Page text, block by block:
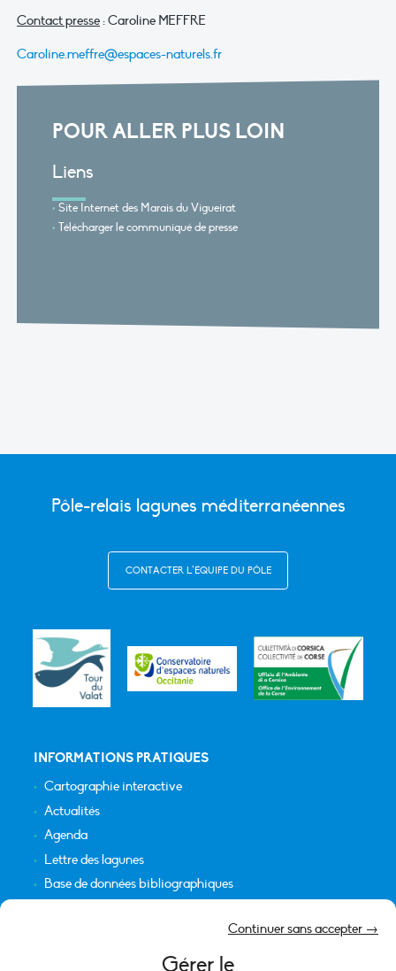
Gérer le
Continuer sans accepter →
Contact presse : Caroline MEFFRE
Caroline.meffre@espaces-naturels.fr
POUR ALLER PLUS LOIN
Liens
Site Internet des Marais du Vigueirat
Télécharger le communiqué de presse
Pôle-relais lagunes méditerranéennes
CONTACTER L’ÉQUIPE DU PÔLE
INFORMATIONS PRATIQUES
Cartographie interactive
Actualités
Agenda
Lettre des lagunes
Base de données bibliographiques